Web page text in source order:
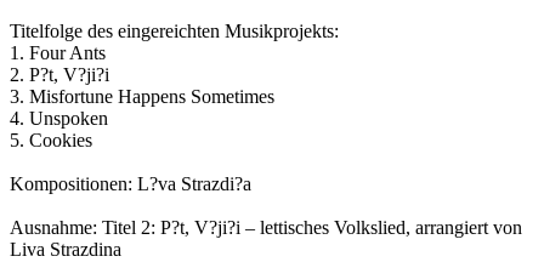
Titelfolge des eingereichten Musikprojekts:
1. Four Ants
2. P?t, V?ji?i
3. Misfortune Happens Sometimes
4. Unspoken
5. Cookies
Kompositionen: L?va Strazdi?a
Ausnahme: Titel 2: P?t, V?ji?i – lettisches Volkslied, arrangiert von
Liva Strazdina